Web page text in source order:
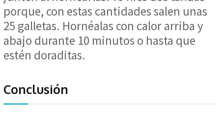
porque, con estas cantidades salen unas
25 galletas. Hornéalas con calor arriba y
abajo durante 10 minutos o hasta que
estén doraditas.
Conclusión